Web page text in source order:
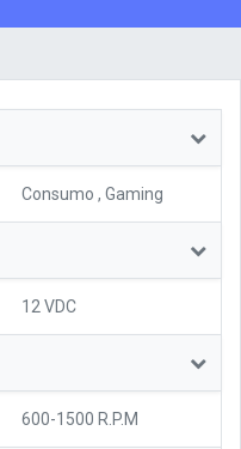
Consumo , Gaming
12 VDC
600-1500 R.P.M